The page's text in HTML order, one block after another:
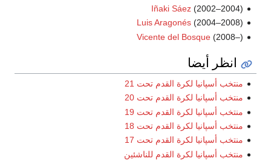
Iñaki Sáez
Luis Aragonés
Vicente del Bosque
لكرة القدم تحت 21
لكرة القدم تحت 20
لكرة القدم تحت 19
لكرة القدم تحت 18
لكرة القدم تحت 17
لكرة القدم للناشئين